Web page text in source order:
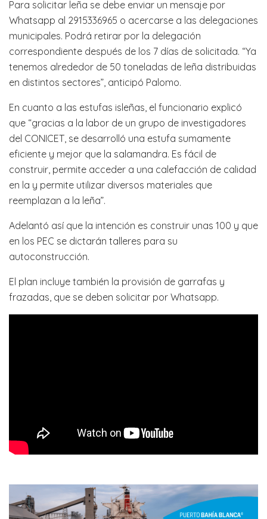
Para solicitar leña se debe enviar un mensaje por
Whatsapp al 2915336965 o acercarse a las delegaciones
municipales. Podrá retirar por la delegación
correspondiente después de los 7 días de solicitada. “Ya
tenemos alrededor de 50 toneladas de leña distribuidas
en distintos sectores”, anticipó Palomo.
En cuanto a las estufas isleñas, el funcionario explicó
que “gracias a la labor de un grupo de investigadores
del CONICET, se desarrolló una estufa sumamente
eficiente y mejor que la salamandra. Es fácil de
construir, permite acceder a una calefacción de calidad
en la y permite utilizar diversos materiales que
reemplazan a la leña”.
Adelantó así que la intención es construir unas 100 y que
en los PEC se dictarán talleres para su
autoconstrucción.
El plan incluye también la provisión de garrafas y
frazadas, que se deben solicitar por Whatsapp.